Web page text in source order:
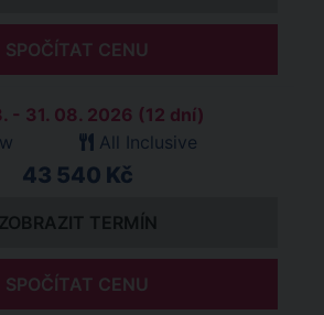
SPOČÍTAT CENU
- 31. 08. 2026 (12 dní)
All Inclusive
43 540 Kč
ZOBRAZIT TERMÍN
SPOČÍTAT CENU